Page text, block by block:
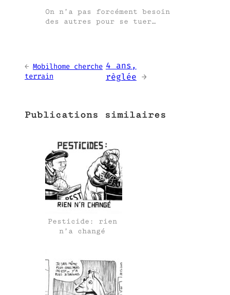
On n’a pas forcément besoin
des autres pour se tuer…
← Mobilhome cherche
terrain
4 ans,
règlée →
Publications similaires
Pesticide: rien
n’a changé